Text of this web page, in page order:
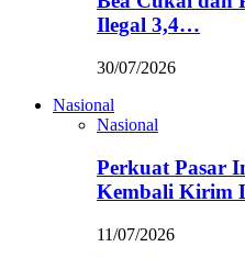
Ilegal 3,4…
30/07/2026
Nasional
Nasional
Perkuat Pasar
Kembali Kirim
11/07/2026